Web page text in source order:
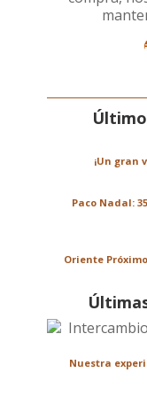
¡Un gran
Paco Nadal:
Oriente
Nuestra